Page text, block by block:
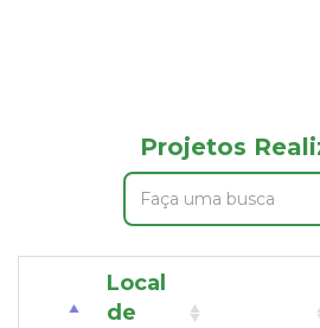
Projetos
Local
de